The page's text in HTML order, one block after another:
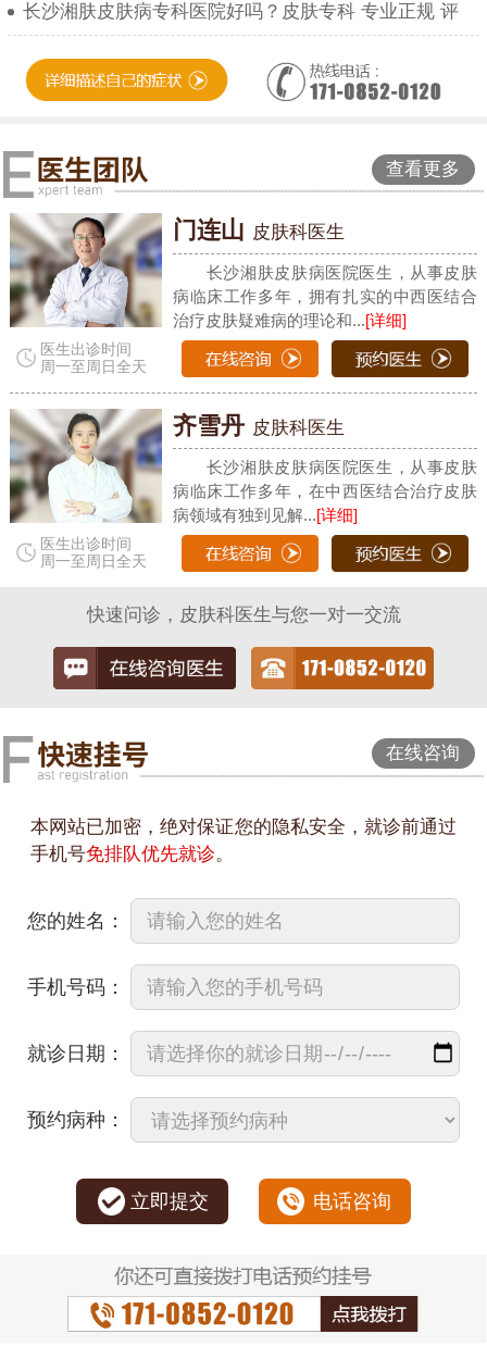
长沙湘肤皮肤病专科医院好吗？皮肤专科 专业正规 评
查看更多
医生出诊时间
周一至周日全天
门连山 皮肤科医生
长沙湘肤皮肤病医院医生，从事皮肤
病临床工作多年，拥有扎实的中西医结合
治疗皮肤疑难病的理论和...[详细]
医生出诊时间
周一至周日全天
齐雪丹 皮肤科医生
长沙湘肤皮肤病医院医生，从事皮肤
病临床工作多年，在中西医结合治疗皮肤
病领域有独到见解...[详细]
快速问诊，皮肤科医生与您一对一交流
在线咨询
本网站已加密，绝对保证您的隐私安全，就诊前通过
手机号免排队优先就诊。
您的姓名：
手机号码：
就诊日期：
预约病种：
立即提交 电话咨询